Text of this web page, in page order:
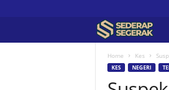
Home Kes
KES NEGERI